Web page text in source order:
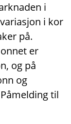
i
i kor
på.
er
og på
og
til